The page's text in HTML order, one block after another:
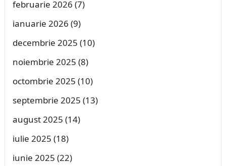
februarie 2026 (7)
ianuarie 2026 (9)
decembrie 2025 (10)
noiembrie 2025 (8)
octombrie 2025 (10)
septembrie 2025 (13)
august 2025 (14)
iulie 2025 (18)
iunie 2025 (22)